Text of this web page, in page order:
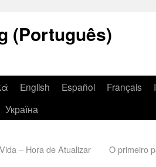
(Português)
English Español Français
Україна
– Hora de Atualizar O primeiro